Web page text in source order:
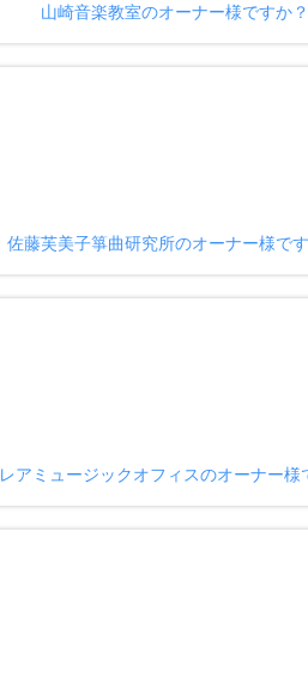
山崎音楽教室のオーナー様ですか？
佐藤芙美子箏曲研究所のオーナー様で
アミュージックオフィスのオーナー様